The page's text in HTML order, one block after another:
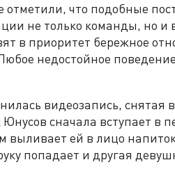
отметили, что подобные
не только команды, но и
в приоритет бережное
недостойное
видеозапись, снятая
Юнусов сначала вступает в
выливает ей в лицо
попадает и другая